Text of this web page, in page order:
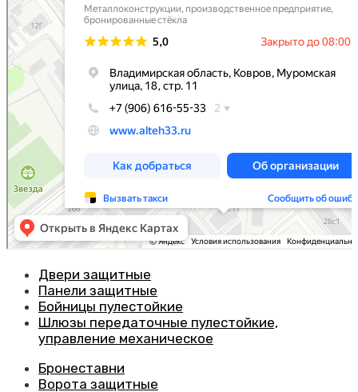
Двери защитные
Панели защитные
Бойницы пулестойкие
Шлюзы передаточные пулестойкие,
управление механическое
Бронеставни
Ворота защитные